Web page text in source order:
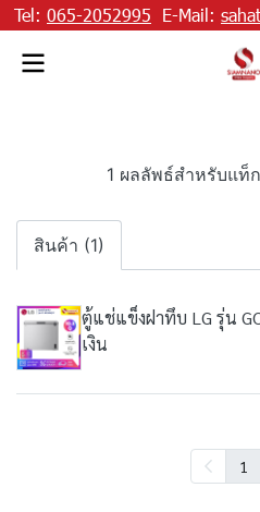
Tel: 065-2052995 E-Mail:
1 ผลลัพธ์สำหรับแท็
สินค้า (1)
ตู้แช่แข็งฝาทึบ LG รุ่น
เงิน
1